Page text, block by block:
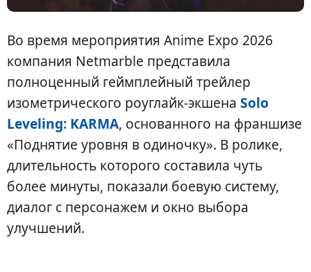
Во время мероприятия Anime Expo 2026
компания Netmarble представила
полноценный геймплейный трейлер
изометрического роуглайк-экшена Solo
Leveling: KARMA, основанного на франшизе
«Поднятие уровня в одиночку». В ролике,
длительность которого составила чуть
более минуты, показали боевую систему,
диалог с персонажем и окно выбора
улучшений.